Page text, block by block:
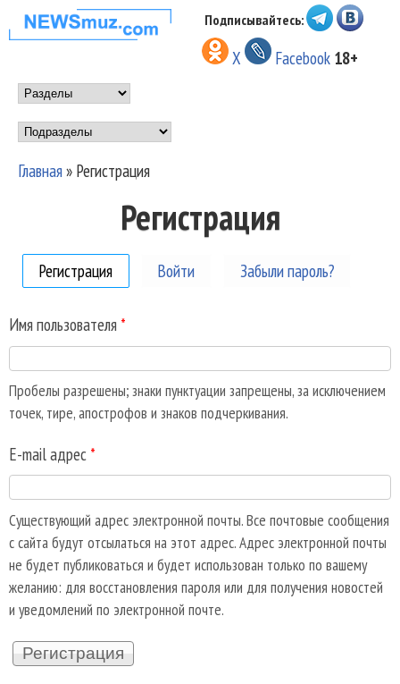
Перейти к основному
содержанию
НОВОСТИ
МУЗЫКИ И
ШОУ БИЗНЕСА
NEWSMUZ.COM
Подписывайтесь:
X Facebook 18+
Main menu
Подразделы
Главная» Регистрация
Регистрация
Регистрация (активная вкладка)
Войти Забыли пароль?
Имя пользователя *
Пробелы разрешены; знаки пунктуации запрещены, за исключением
точек, тире, апострофов и знаков подчеркивания.
E-mail адрес *
Существующий адрес электронной почты. Все почтовые сообщения
с сайта будут отсылаться на этот адрес. Адрес электронной почты
не будет публиковаться и будет использован только по вашему
желанию: для восстановления пароля или для получения новостей
и уведомлений по электронной почте.